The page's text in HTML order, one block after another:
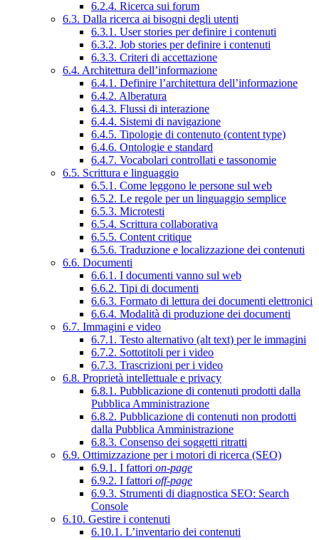
6.2.4. Ricerca sui forum
6.3. Dalla ricerca ai bisogni degli utenti
6.3.1. User stories per definire i contenuti
6.3.2. Job stories per definire i contenuti
6.3.3. Criteri di accettazione
6.4. Architettura dell’informazione
6.4.1. Definire l’architettura dell’informazione
6.4.2. Alberatura
6.4.3. Flussi di interazione
6.4.4. Sistemi di navigazione
6.4.5. Tipologie di contenuto (content type)
6.4.6. Ontologie e standard
6.4.7. Vocabolari controllati e tassonomie
6.5. Scrittura e linguaggio
6.5.1. Come leggono le persone sul web
6.5.2. Le regole per un linguaggio semplice
6.5.3. Microtesti
6.5.4. Scrittura collaborativa
6.5.5. Content critique
6.5.6. Traduzione e localizzazione dei contenuti
6.6. Documenti
6.6.1. I documenti vanno sul web
6.6.2. Tipi di documenti
6.6.3. Formato di lettura dei documenti elettronici
6.6.4. Modalità di produzione dei documenti
6.7. Immagini e video
6.7.1. Testo alternativo (alt text) per le immagini
6.7.2. Sottotitoli per i video
6.7.3. Trascrizioni per i video
6.8. Proprietà intellettuale e privacy
6.8.1. Pubblicazione di contenuti prodotti dalla
Pubblica Amministrazione
6.8.2. Pubblicazione di contenuti non prodotti
dalla Pubblica Amministrazione
6.8.3. Consenso dei soggetti ritratti
6.9. Ottimizzazione per i motori di ricerca (SEO)
6.9.1. I fattori on-page
6.9.2. I fattori off-page
6.9.3. Strumenti di diagnostica SEO: Search
Console
6.10. Gestire i contenuti
6.10.1. L’inventario dei contenuti